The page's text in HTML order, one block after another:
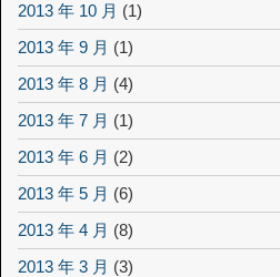
2013 年 10 月 (1)
2013 年 9 月 (1)
2013 年 8 月 (4)
2013 年 7 月 (1)
2013 年 6 月 (2)
2013 年 5 月 (6)
2013 年 4 月 (8)
2013 年 3 月 (3)